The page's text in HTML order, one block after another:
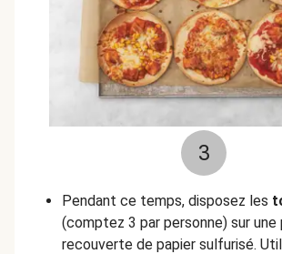
3
Pendant ce temps, disposez les
(comptez 3 par personne) sur une
recouverte de papier sulfurisé.